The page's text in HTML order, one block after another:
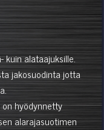
kuin alataajuksille.
jakosuodinta jotta
hyödynnetty
alarajasuotimen